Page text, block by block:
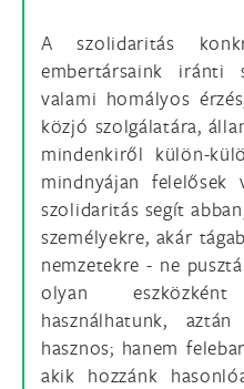
A szolidaritás
embertársaink iránti
valami homályos
közjó szolgálatára,
mindenkiről külön-
mindnyájan felelősek
szolidaritás segít
személyekre, akár
nemzetekre - ne
olyan
használhatunk,
hasznos; hanem
akik hozzánk